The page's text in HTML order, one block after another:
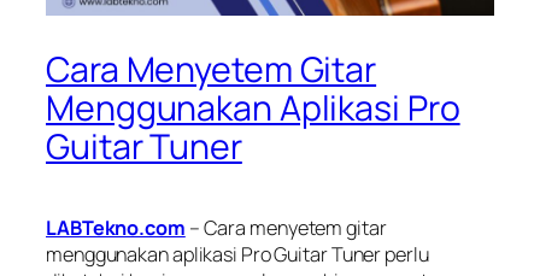
Cara Menyetem Gitar
Menggunakan Aplikasi Pro
Guitar Tuner
LABTekno.com – Cara menyetem gitar
menggunakan aplikasi Pro Guitar Tuner perlu